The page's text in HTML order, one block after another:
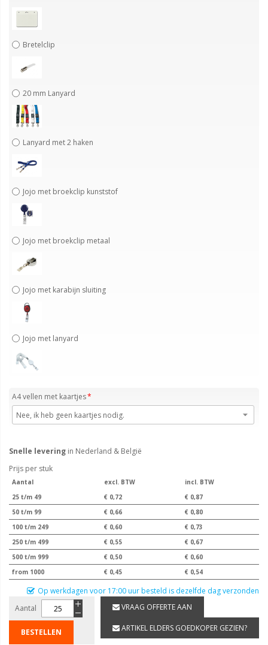
Bretelclip
20 mm Lanyard
Lanyard met 2 haken
Jojo met broekclip kunststof
Jojo met broekclip metaal
Jojo met karabijn sluiting
Jojo met lanyard
A4 vellen met kaartjes
Snelle levering in Nederland & België
Prijs per stuk
Aantal excl. BTW
incl. BTW
25 t/m 49
€ 0,72
€ 0,87
50 t/m 99
€ 0,66
€ 0,80
100 t/m 249
€ 0,60
€ 0,73
250 t/m 499
€ 0,55
€ 0,67
500 t/m 999
€ 0,50
€ 0,60
from 1000
€ 0,45 € 0,54
Op werkdagen voor 17:00 uur besteld is dezelfde dag verzonden
Aantal
BESTELLEN
VRAAG OFFERTE AAN
ARTIKEL ELDERS GOEDKOPER GEZIEN?